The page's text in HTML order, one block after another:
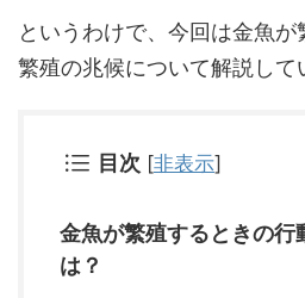
というわけで、今回は金魚が
繁殖の兆候について解説して
目次 [非表示]
金魚が繁殖するときの行
は？